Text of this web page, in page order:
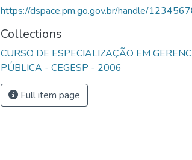
https://dspace.pm.go.gov.br/handle/
Collections
CURSO DE ESPECIALIZAÇÃO EM
PÚBLICA - CEGESP - 2006
Full item page